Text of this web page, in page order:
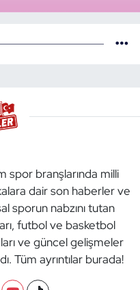
spor branşlarında milli
dair son haberler ve
sporun nabzını tutan
futbol ve basketbol
ve güncel gelişmeler
Tüm ayrıntılar burada!